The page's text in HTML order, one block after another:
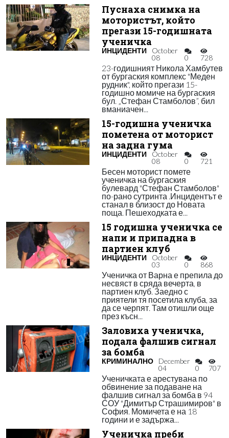
Пуснаха снимка на
мотористът, който
прегази 15-годишната
ученичка
ИНЦИДЕНТИ
October
08
0 728
23-годишният Никола Хамбутев
от бургаския комплекс "Меден
рудник", който прегази 15-
годишно момиче на бургаския
бул. „Стефан Стамболов”, бил
вманиачен...
15-годишна ученичка
пометена от моторист
на задна гума
ИНЦИДЕНТИ
October
08
0 721
Бесен моторист помете
ученичка на бургаския
булевард "Стефан Стамболов"
по-рано сутринта .Инцидентът е
станал в близост до Новата
поща. Пешеходката е...
15 годишна ученичка се
напи и припадна в
партиен клуб
ИНЦИДЕНТИ
October
03
0 868
Ученичка от Варна е препила до
несвяст в сряда вечерта, в
партиен клуб. Заедно с
приятели тя посетила клуба, за
да се черпят. Там отишли още
през късн...
Заловиха ученичка,
подала фалшив сигнал
за бомба
КРИМИНАЛНО
December
04
0 707
Ученичката е арестувана по
обвинение за подаване на
фалшив сигнал за бомба в 94
СОУ "Димитър Страшимиров" в
София. Момичета е на 18
години и е задържа...
Ученичка преби